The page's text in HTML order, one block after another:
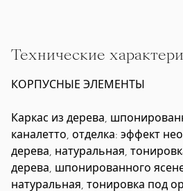
Технические
КОРПУСНЫЕ ЭЛЕМЕНТЫ
Каркас из дерева,
каналетто, отделка: эффект
дерева, натуральная,
дерева, шпонированного
натуральная, тонировка под